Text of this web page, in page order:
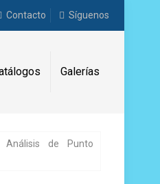
Contacto Síguenos
Galerías
Análisis de Punto